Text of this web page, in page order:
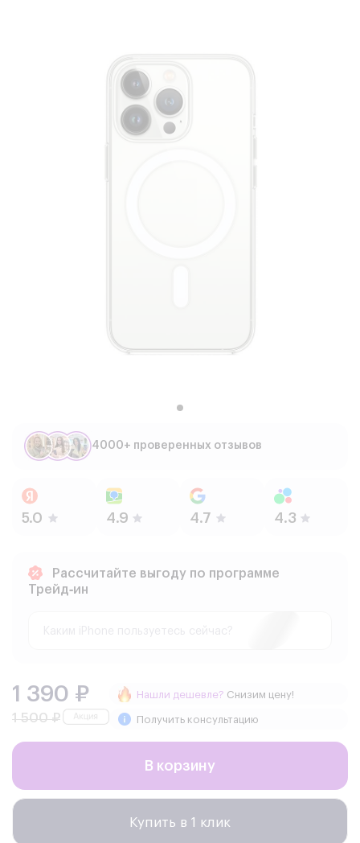
4000+ проверенных отзывов
Рассчитайте выгоду по программе
Трейд‑ин
1 390 ₽
1 500 ₽
Нашли дешевле? Снизим цену!
Получить консультацию
В корзину
Купить в 1 клик